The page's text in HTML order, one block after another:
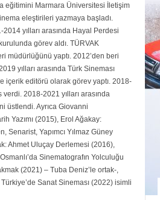
eğitimini Marmara Üniversitesi İletişim
eleştirileri yazmaya başladı.
yılları arasında Hayal Perdesi
görev aldı. TÜRVAK
müdürlüğünü yaptı. 2012’den beri
yılları arasında Türk Sineması
içerik editörü olarak görev yaptı. 2018-
2018-2021 yılları arasında
üstlendi. Ayrıca Giovanni
Yazımı (2015), Erol Ağakay:
Senarist, Yapımcı Yılmaz Güney
Ahmet Uluçay Derlemesi (2016),
Sinematografın Yolculuğu
(2021) – Tuba Deniz’le ortak-,
Sanat Sineması (2022) isimli